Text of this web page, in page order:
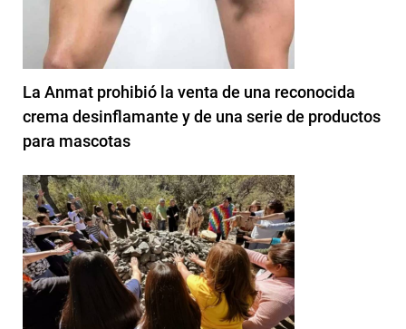
La Anmat prohibió la venta de una reconocida
crema desinflamante y de una serie de productos
para mascotas